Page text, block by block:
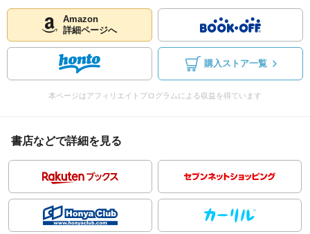
Amazon
詳細ページへ
購入ストア一覧
本ページはアフィリエイトプログラムによる収益を得ています
書店などで詳細を見る